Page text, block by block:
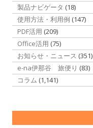
製品ナビゲータ (18)
使用方法・利用例 (147)
PDF活用 (209)
Office活用 (75)
お知らせ・ニュース (351)
e-na伊那谷 旅便り (83)
コラム (1,141)